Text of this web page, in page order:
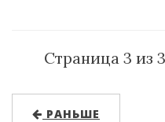
Страница 3 из
РАНЬШЕ